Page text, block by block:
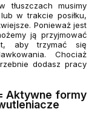
tłuszczach musimy
w trakcie posiłku,
Ponieważ jest
ją przyjmować
aby trzymać się
Chociaż
dodasz pracy
Aktywne formy